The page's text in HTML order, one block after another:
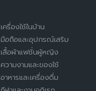
เครื่องใช้ในบ้าน
มือถือและอุปกรณ์เสริม
เสื้อผ้าแฟชั่นผู้หญิง
ความงามและของใช้
อาหารและเครื่องดื่ม